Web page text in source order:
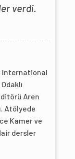
verdi.
International
Aren
Atölyede
Kamer ve
dersler